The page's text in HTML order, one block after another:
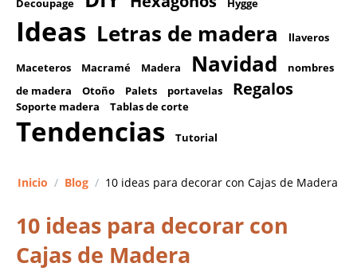
Decoupage Hygge
Ideas Letras de madera llaveros
Maceteros Macramé Madera Navidad
nombres
de madera
Otoño Palets portavelas Regalos
Soporte madera Tablas de corte
Tendencias Tutorial
Inicio / Blog / 10 ideas para decorar con Cajas de Madera
10 ideas para decorar con
Cajas de Madera